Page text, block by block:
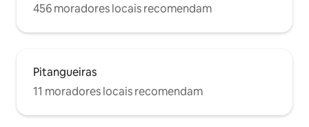
456 moradores locais recomendam
Pitangueiras
11 moradores locais recomendam